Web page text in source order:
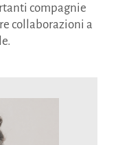
compagnie
collaborazioni a